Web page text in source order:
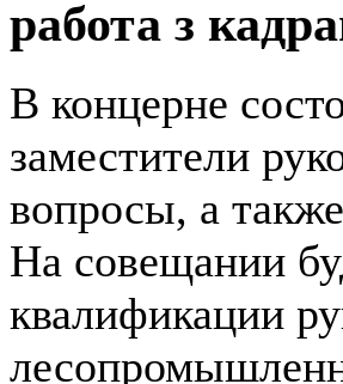
работа з
В концерне
заместители
вопросы, а
На совещании
квалификации